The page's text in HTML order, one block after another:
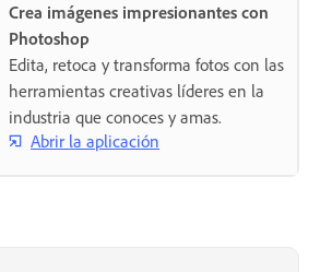
Crea imágenes impresionantes con
Photoshop
Edita, retoca y transforma fotos con las
herramientas creativas líderes en la
industria que conoces y amas.
Abrir la aplicación